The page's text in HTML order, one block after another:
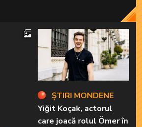
ȘTIRI MONDENE
Yiğit Koçak, actorul
care joacă rolul Ömer în